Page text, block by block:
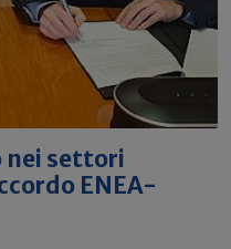
nei settori
ENEA-